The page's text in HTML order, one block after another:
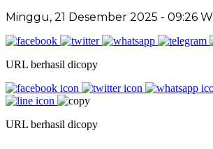
Minggu, 21 Desember 2025 - 09:26
URL berhasil dicopy
URL berhasil dicopy